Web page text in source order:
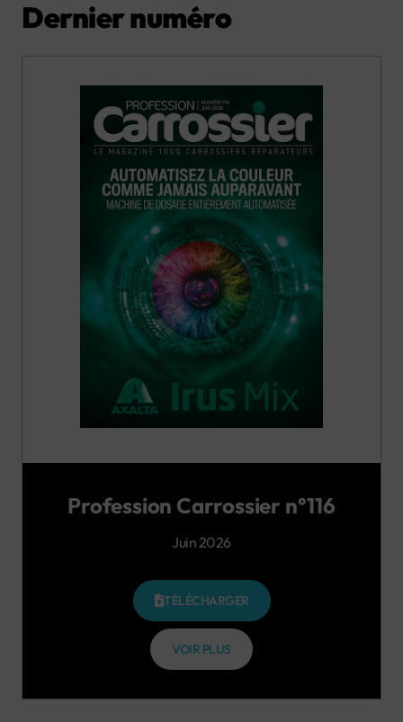
Dernier numéro
Profession Carrossier n°116
Juin 2026
TÉLÉCHARGER
VOIR PLUS